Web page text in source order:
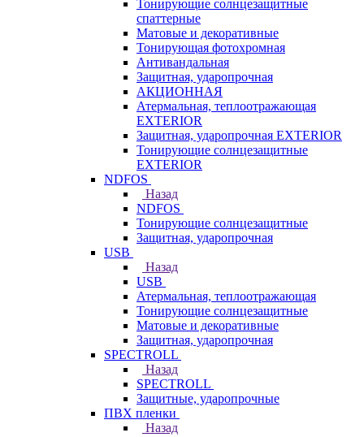
Тонирующие солнцезащитные
спаттерные
Матовые и декоративные
Тонирующая фотохромная
Антивандальная
Защитная, ударопрочная
АКЦИОННАЯ
Атермальная, теплоотражающая
EXTERIOR
Защитная, ударопрочная EXTERIOR
Тонирующие солнцезащитные
EXTERIOR
NDFOS
Назад
NDFOS
Тонирующие солнцезащитные
Защитная, ударопрочная
USB
Назад
USB
Атермальная, теплоотражающая
Тонирующие солнцезащитные
Матовые и декоративные
Защитная, ударопрочная
SPECTROLL
Назад
SPECTROLL
Защитные, ударопрочные
ПВХ пленки
Назад